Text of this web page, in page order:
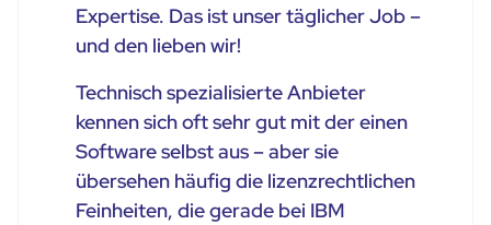
Expertise. Das ist unser täglicher Job –
und den lieben wir!
Technisch spezialisierte Anbieter
kennen sich oft sehr gut mit der einen
Software selbst aus – aber sie
übersehen häufig die lizenzrechtlichen
Feinheiten, die gerade bei IBM